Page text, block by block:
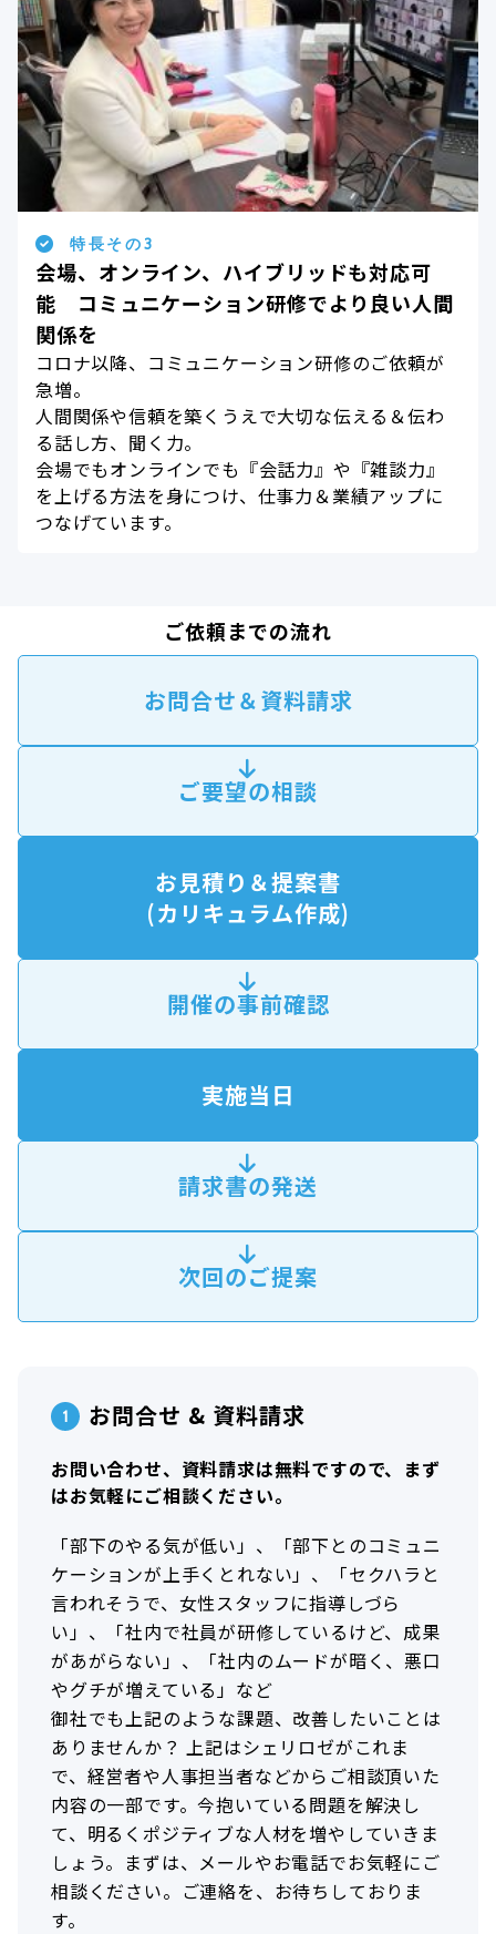
特長その3
会場、オンライン、ハイブリッドも対応可
能 コミュニケーション研修でより良い人間
関係を
コロナ以降、コミュニケーション研修のご依頼が
急増。
人間関係や信頼を築くうえで大切な伝える＆伝わ
る話し方、聞く力。
会場でもオンラインでも『会話力』や『雑談力』
を上げる方法を身につけ、仕事力＆業績アップに
つなげています。
ご依頼までの流れ
お問合せ＆資料請求
ご要望の相談
お見積り＆提案書
(カリキュラム作成)
開催の事前確認
実施当日
請求書の発送
次回のご提案
お問合せ & 資料請求
お問い合わせ、資料請求は無料ですので、まず
はお気軽にご相談ください。
「部下のやる気が低い」、「部下とのコミュニ
ケーションが上手くとれない」、「セクハラと
言われそうで、女性スタッフに指導しづら
い」、「社内で社員が研修しているけど、成果
があがらない」、「社内のムードが暗く、悪口
やグチが増えている」など
御社でも上記のような課題、改善したいことは
ありませんか？ 上記はシェリロゼがこれま
で、経営者や人事担当者などからご相談頂いた
内容の一部です。今抱いている問題を解決し
て、明るくポジティブな人材を増やしていきま
しょう。まずは、メールやお電話でお気軽にご
相談ください。ご連絡を、お待ちしておりま
す。